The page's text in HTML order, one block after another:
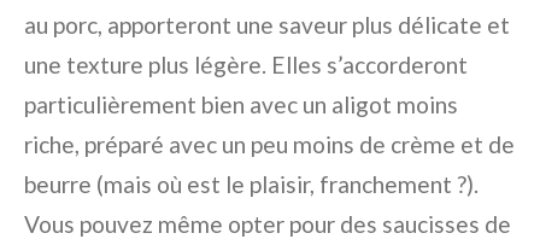
au porc, apporteront une saveur plus délicate et
une texture plus légère. Elles s’accorderont
particulièrement bien avec un aligot moins
riche, préparé avec un peu moins de crème et de
beurre (mais où est le plaisir, franchement ?).
Vous pouvez même opter pour des saucisses de